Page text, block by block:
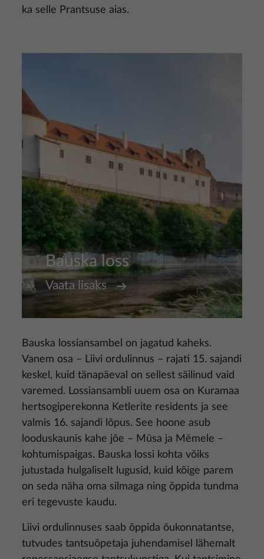
ka selle Prantsuse aias.
Bauska loss
Vaata lisaks
Bauska lossiansambel on jagatud kaheks.
Vanem osa – Liivi ordulinnus – rajati 15. sajandi
keskel, kuid tänapäeval on sellest säilinud vaid
varemed. Lossiansambli uuem osa on Kuramaa
hertsogiperekonna Ketlerite residents ja see
valmis 16. sajandi lõpus. See hoone asub
looduskaunis kahe jõe – Mūsa ja Mēmele –
kohtumispaigas. Bauska lossi kohta võiks
jutustada hulgaliselt lugusid, kuid kõige parem
on seda näha oma silmaga ning õppida tundma
eri tegevuste kaudu.
Liivi ordulinnuses saab õppida õukonnatantse,
tutvudes tantsuõpetaja juhendamisel lähemalt